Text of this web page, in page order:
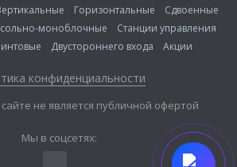
Горизонтальные
Сдвоенные
моноблочные
Станции управления
Двустороннего входа Акции
конфиденциальности
не является публичной офертой
Мы в соцсетях: